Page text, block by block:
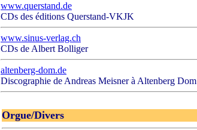
www.querstand.de
CDs des éditions Querstand-VKJK
www.sinus-verlag.ch
CDs de Albert Bolliger
altenberg-dom.de
Discographie de Andreas Meisner à Altenberg Dom
Orgue/Divers